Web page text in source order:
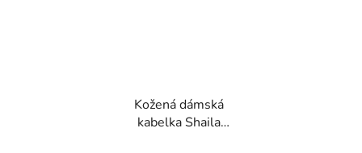
Kožená dámská
kabelka Shaila